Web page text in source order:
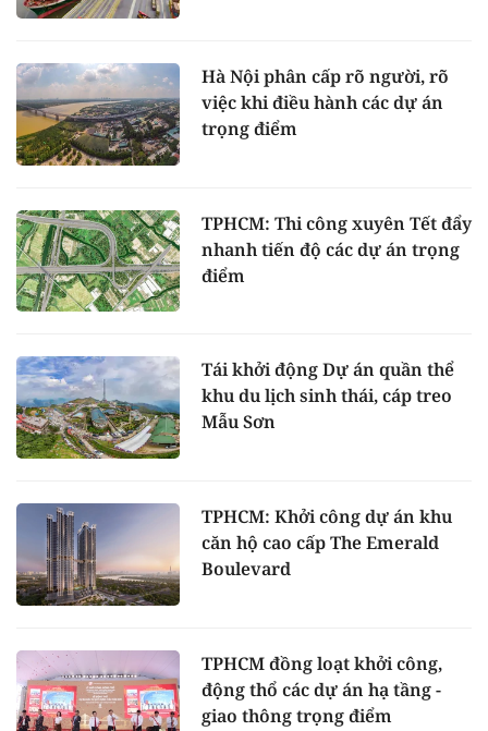
Hà Nội phân cấp rõ người, rõ
việc khi điều hành các dự án
trọng điểm
TPHCM: Thi công xuyên Tết đẩy
nhanh tiến độ các dự án trọng
điểm
Tái khởi động Dự án quần thể
khu du lịch sinh thái, cáp treo
Mẫu Sơn
TPHCM: Khởi công dự án khu
căn hộ cao cấp The Emerald
Boulevard
TPHCM đồng loạt khởi công,
động thổ các dự án hạ tầng -
giao thông trọng điểm